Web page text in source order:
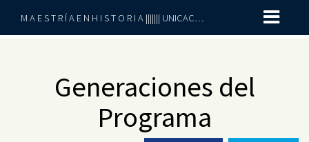
M A E S T R Í A E N H I S T O R I A ||||||| UNICACH-UNACH
Generaciones del
Programa